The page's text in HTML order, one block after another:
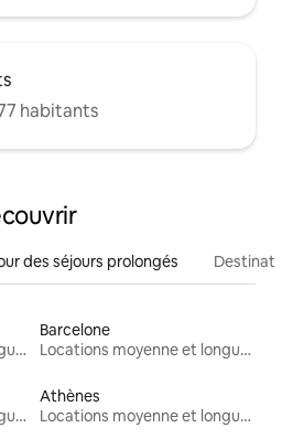
habitants
des séjours prolongés
Locations moyenne et longue durée
Barcelone
Locations moyenne et longue durée
Locations moyenne et longue durée
Athènes
Locations moyenne et longue durée